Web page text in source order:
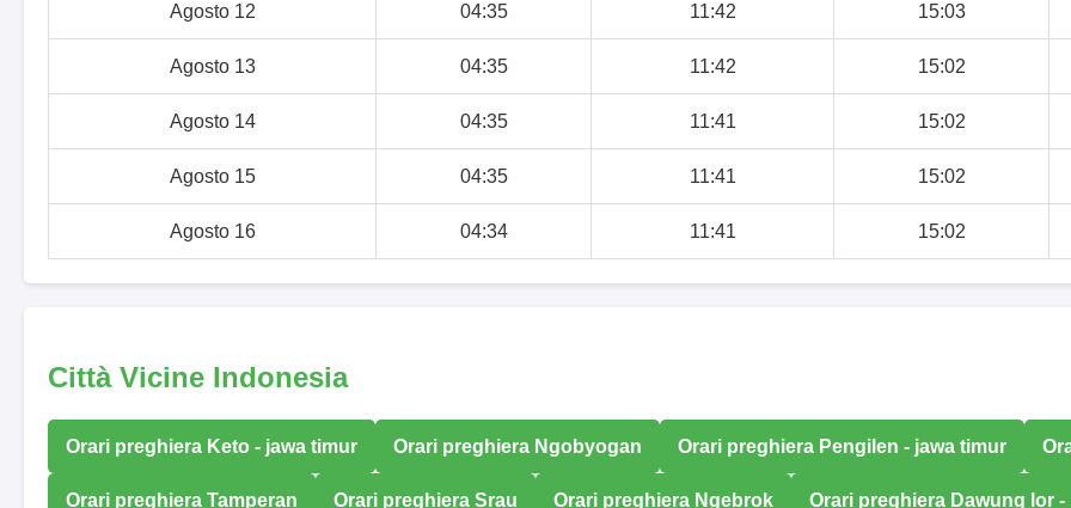
Agosto 12 04:35 11:42 15:03
Agosto 13 04:35 11:42 15:02
Agosto 14 04:35 11:41 15:02
Agosto 15 04:35 11:41 15:02
Agosto 16 04:34 11:41 15:02
Città Vicine Indonesia
Orari preghiera Keto - jawa timur Orari preghiera Ngobyogan Orari preghiera Pengilen - jawa timur
Orari preghiera Tamperan Orari preghiera Srau Orari preghiera Ngebrok Orari preghiera Dawung lor -